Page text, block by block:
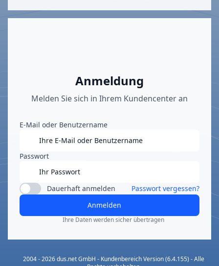
Anmeldung
Melden Sie sich in Ihrem Kundencenter an
E-Mail oder Benutzername
Passwort
Dauerhaft anmelden
Passwort vergessen?
Anmelden
Ihre Daten werden sicher übertragen
2004 - 2026 dus.net GmbH - Kundenbereich Version (6.4.155) - Alle